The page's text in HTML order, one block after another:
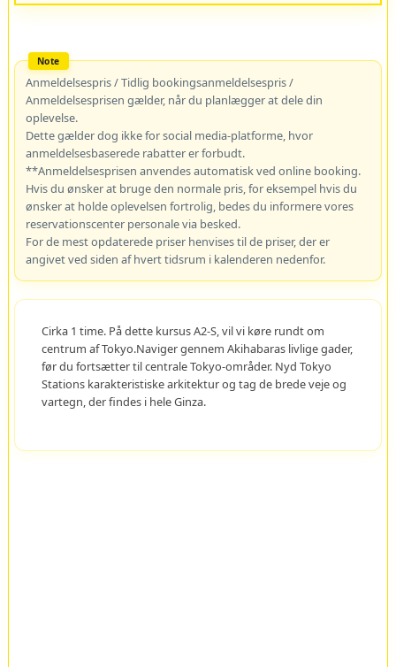
Anmeldelsespris / Tidlig bookingsanmeldelsespris /
Anmeldelsesprisen gælder, når du planlægger at dele din
oplevelse.
Dette gælder dog ikke for social media-platforme, hvor
anmeldelsesbaserede rabatter er forbudt.
**Anmeldelsesprisen anvendes automatisk ved online booking.
Hvis du ønsker at bruge den normale pris, for eksempel hvis du
ønsker at holde oplevelsen fortrolig, bedes du informere vores
reservationscenter personale via besked.
For de mest opdaterede priser henvises til de priser, der er
angivet ved siden af hvert tidsrum i kalenderen nedenfor.
Cirka 1 time. På dette kursus A2-S, vil vi køre rundt om
centrum af Tokyo.Naviger gennem Akihabaras livlige gader,
før du fortsætter til centrale Tokyo-områder. Nyd Tokyo
Stations karakteristiske arkitektur og tag de brede veje og
vartegn, der findes i hele Ginza.